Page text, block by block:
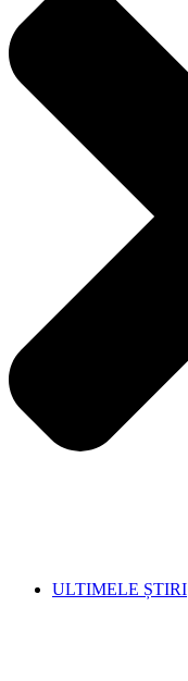
ULTIMELE ȘTIRI